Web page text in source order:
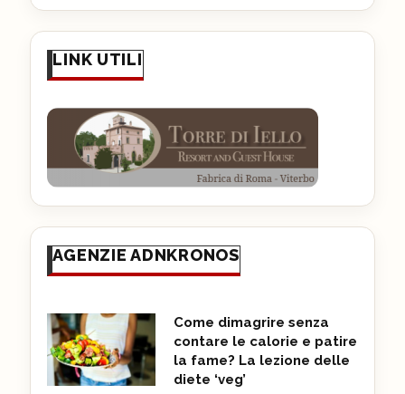
LINK UTILI
AGENZIE ADNKRONOS
Come dimagrire senza
contare le calorie e patire
la fame? La lezione delle
diete ‘veg’